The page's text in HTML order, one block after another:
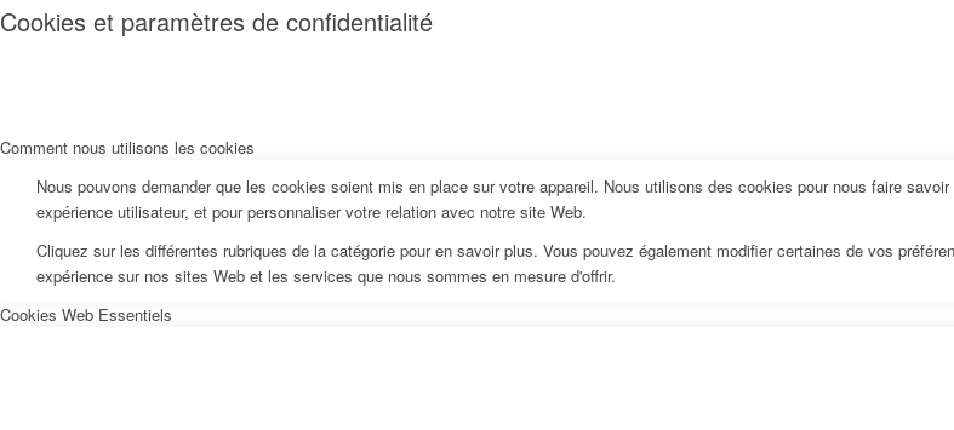
Cookies et paramètres de confidentialité
Comment nous utilisons les cookies
Nous pouvons demander que les cookies soient mis en place sur votre appareil. Nous utilisons des cookies pour nous faire
expérience utilisateur, et pour personnaliser votre relation avec notre site Web.
Cliquez sur les différentes rubriques de la catégorie pour en savoir plus. Vous pouvez également modifier certaines de vos
expérience sur nos sites Web et les services que nous sommes en mesure d'offrir.
Cookies Web Essentiels